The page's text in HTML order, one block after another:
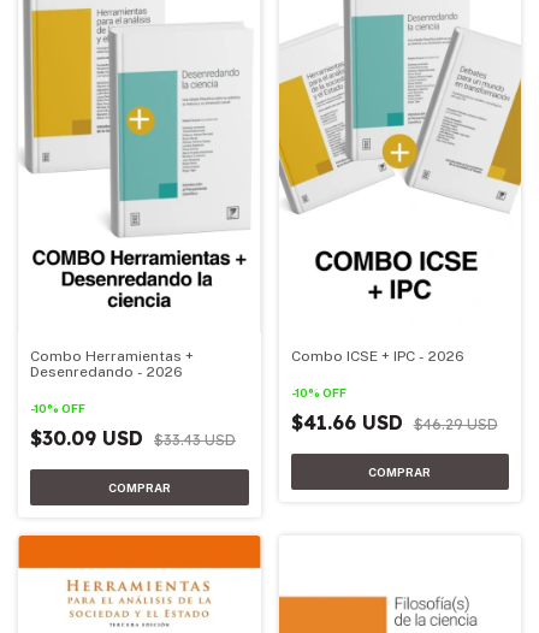
Combo Herramientas +
Desenredando - 2026
-10% OFF
$30.09 USD $33.43 USD
Combo ICSE + IPC - 2026
-10% OFF
$41.66 USD $46.29 USD